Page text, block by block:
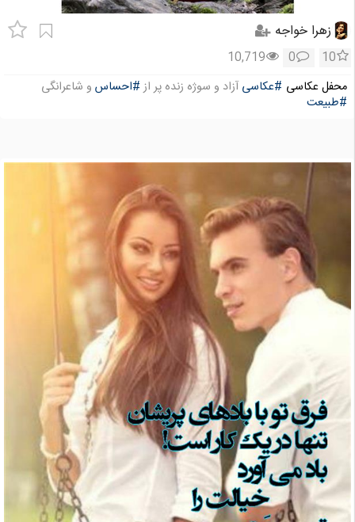
زهرا خواجه
10
0
10,719
محفل عکاسی #عکاسی آزاد و سوژه زنده پر از#احساس و شاعرانگی
#طبیعت